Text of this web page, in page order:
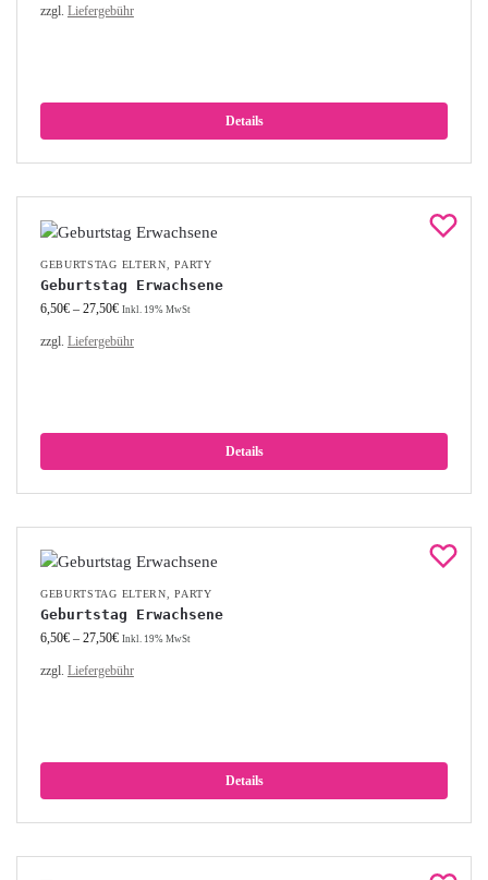
zzgl. Liefergebühr
Details
GEBURTSTAG ELTERN ,PARTY
Geburtstag Erwachsene
6,50€– 27,50€ Inkl. 19% MwSt
zzgl. Liefergebühr
Details
GEBURTSTAG ELTERN,PARTY
Geburtstag Erwachsene
6,50€– 27,50€ Inkl. 19% MwSt
zzgl. Liefergebühr
Details